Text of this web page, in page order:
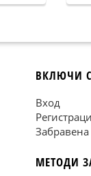
ВКЛЮЧИ
Вход
МЕТОДИ